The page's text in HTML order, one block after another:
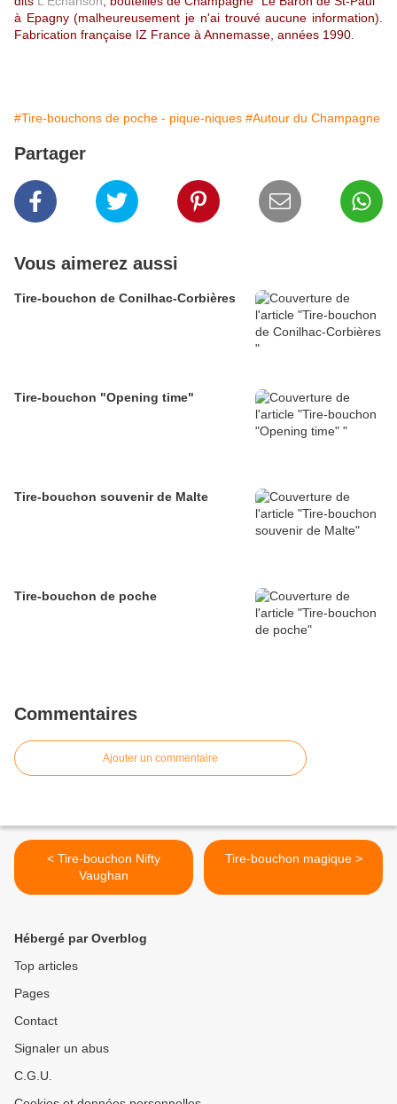
à Epagny (malheureusement je n'ai trouvé aucune information)
Fabrication française IZ France à Annemasse, années 1990.
#Tire-bouchons de poche - pique-niques #Autour du Champagne
Partager
Vous aimerez aussi
Tire-bouchon de Conilhac-Corbières
Tire-bouchon "Opening time"
Tire-bouchon souvenir de Malte
Tire-bouchon de poche
Commentaires
Ajouter un commentaire
< Tire-bouchon Nifty
Vaughan
Tire-bouchon magique >
Hébergé par Overblog
Top articles
Pages
Contact
Signaler un abus
C.G.U.